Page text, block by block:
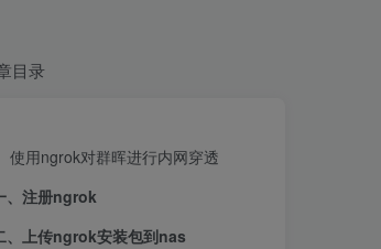
目录
使用ngrok对群晖进行内网穿透
、注册ngrok
、上传ngrok安装包到nas